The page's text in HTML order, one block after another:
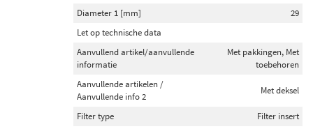
Diameter 1 [mm]
29
Let op technische data
Aanvullend artikel/aanvullende
informatie
Met pakkingen, Met
toebehoren
Aanvullende artikelen /
Aanvullende info 2
Met deksel
Filter type
Filter insert